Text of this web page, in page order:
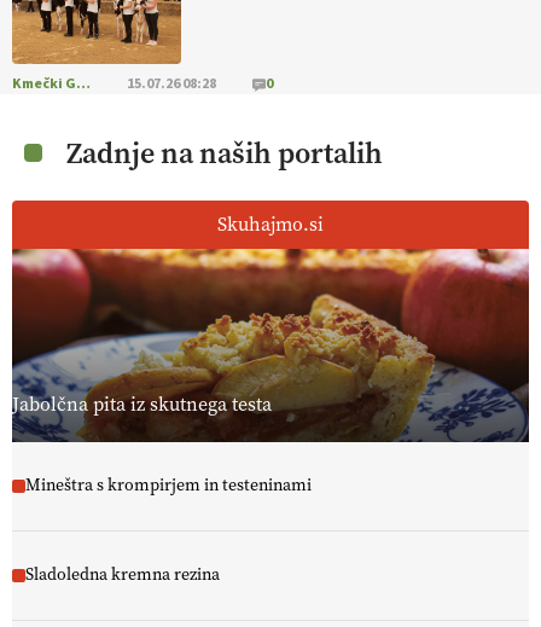
Kmečki Glas 15.07.26 08:28 0
Zadnje na naših portalih
Skuhajmo.si
Jabolčna pita iz skutnega testa
Mineštra s krompirjem in testeninami
Sladoledna kremna rezina